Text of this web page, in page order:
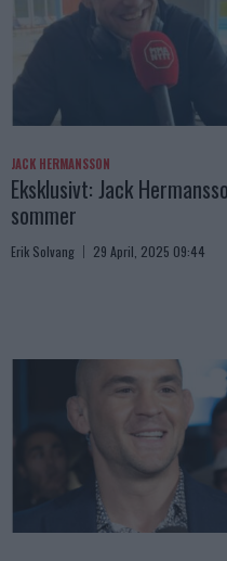
JACK HERMANSSON
Eksklusivt: Jack
sommer
Erik Solvang 29 April, 2025 09:44